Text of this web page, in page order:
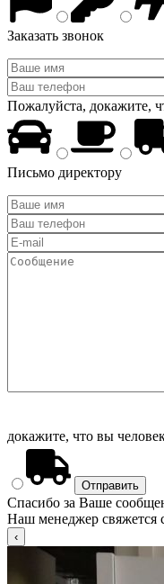
Заказать звонок
Пожалуйста, докажите,
Письмо директору
докажите, что вы
Спасибо за Ваше
Наш менеджер свяжется